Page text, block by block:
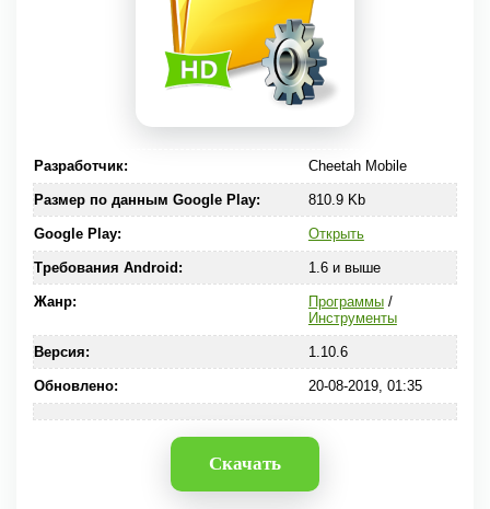
Разработчик: Cheetah Mobile
Размер по данным Google Play: 810.9 Kb
Google Play: Открыть
Требования Android: 1.6 и выше
Жанр: Программы/
Инструменты
Версия: 1.10.6
Обновлено: 20-08-2019, 01:35
Скачать